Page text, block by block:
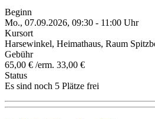
Beginn
Mo., 07.09.2026, 09:30 - 11:00 Uhr
Kursort
Harsewinkel, Heimathaus, Raum
Gebühr
65,00 € /erm. 33,00 €
Status
Es sind noch 5 Plätze frei